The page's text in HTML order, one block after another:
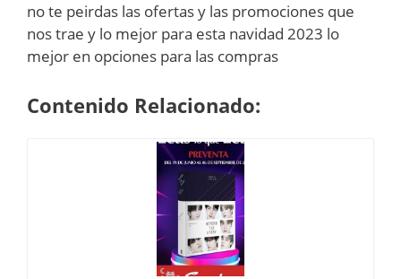
no te peirdas las ofertas y las promociones que
nos trae y lo mejor para esta navidad 2023 lo
mejor en opciones para las compras
Contenido Relacionado: